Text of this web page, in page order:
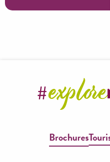
Canoë-kayak à
Brochures